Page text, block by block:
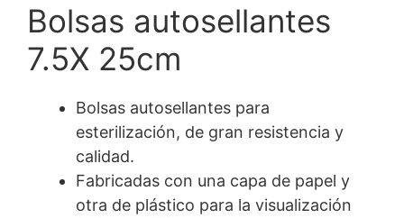
Bolsas autosellantes
7.5X 25cm
Bolsas autosellantes para
esterilización, de gran resistencia y
calidad.
Fabricadas con una capa de papel y
otra de plástico para la visualización